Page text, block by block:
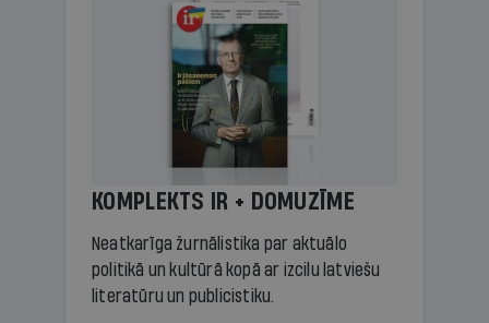
KOMPLEKTS IR + DOMUZĪME
Neatkarīga žurnālistika par aktuālo
politikā un kultūrā kopā ar izcilu latviešu
literatūru un publicistiku.